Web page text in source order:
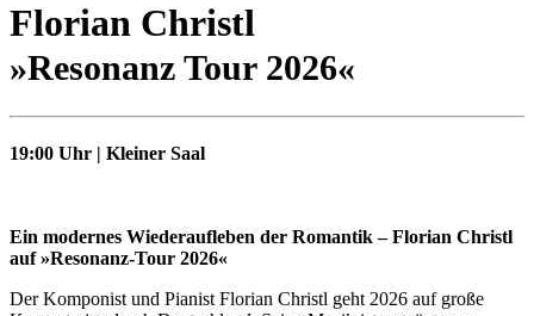
Florian Christl
»Resonanz Tour 2026«
19:00 Uhr | Kleiner Saal
Ein modernes Wiederaufleben der Romantik – Florian Christl
auf »Resonanz-Tour 2026«
Der Komponist und Pianist Florian Christl geht 2026 auf große